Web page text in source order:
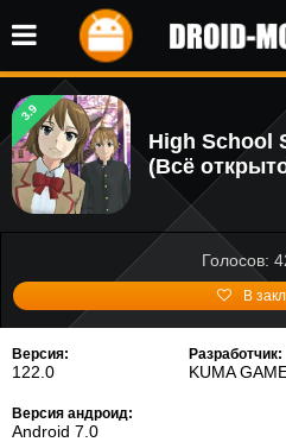
3.9
High School
(Всё
Голосов:
В
Версия:
122.0
Разработчик:
KUMA
Версия андроид:
Android 7.0